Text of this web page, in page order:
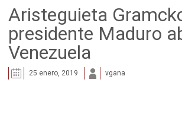
Aristeguieta
presidente Maduro
Venezuela
25 enero, 2019 vgana